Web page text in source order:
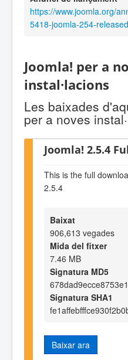
https://www.joomla.org/
5418-joomla-254-
Joomla! per a
instal·lacions
Les baixades
per a noves
Joomla! 2.5.4
This is the full
2.5.4
Baixat
906,613 vegades
Mida del fitxer
7.46 MB
Signatura MD5
Signatura SHA1
Baixar ara